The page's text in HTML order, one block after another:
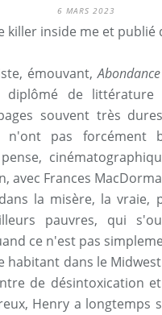
6 MARS 2023
killer inside me et publié
émouvant,Abondance
diplômé de littérature
souvent très
n'ont pas forcément
avec Frances
la misère, la vraie,
pauvres, qui
ce n'est pas
habitant dans le
de désintoxication
Henry a longtemps